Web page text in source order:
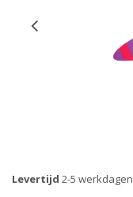
Levertijd 2-5 werkdagen